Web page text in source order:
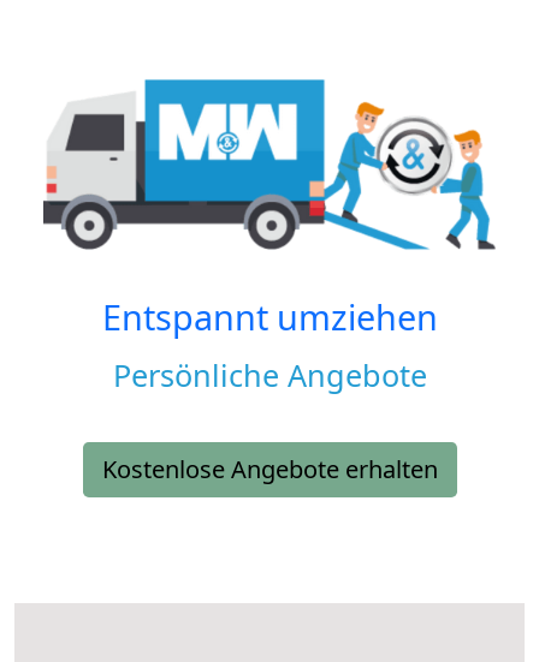
Entspannt umziehen
Persönliche Angebote
Kostenlose Angebote erhalten